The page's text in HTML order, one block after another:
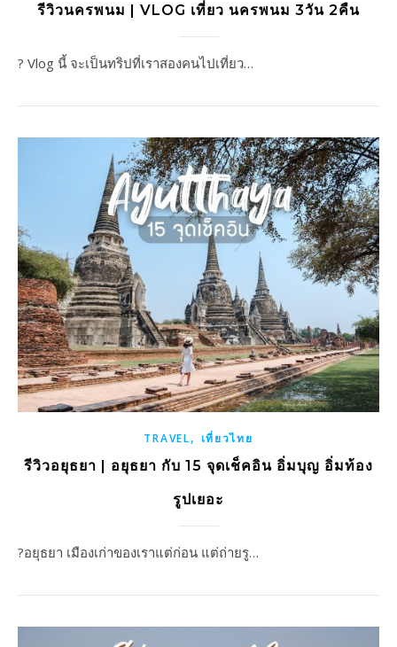
รีวิวนครพนม | VLOG เที่ยว นครพนม 3วัน 2คืน
? Vlog นี้ จะเป็นทริปที่เราสองคนไปเที่ยว…
TRAVEL, เที่ยวไทย
รีวิวอยุธยา | อยุธยา กับ 15 จุดเช็คอิน อิ่มบุญ อิ่มท้อง
รูปเยอะ
?อยุธยา เมืองเก่าของเราแต่ก่อน แต่ถ่ายรู…